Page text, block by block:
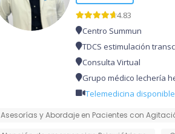
4.83
Centro Summun
TDCS estimulación
Consulta Virtual
Grupo médico lechería
Telemedicina disponible
Asesorías y Abordaje en Pacientes con